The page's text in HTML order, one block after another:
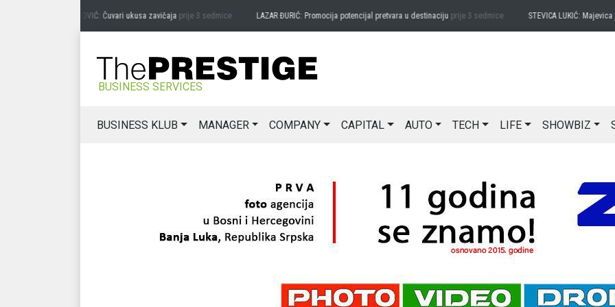
PREDRAG MIĆANOVIĆ: Čuvari ukusa zavičajaprije 3 sedmice LAZAR ĐURIĆ: Promocija potencijal pretvara u destinacijuprije 3 sedmice STEVICA LUKIĆ: Majevica je
BUSINESS SERVICES
BUSINESS KLUB MANAGER COMPANY CAPITAL AUTO TECH LIFE SHOWBIZ